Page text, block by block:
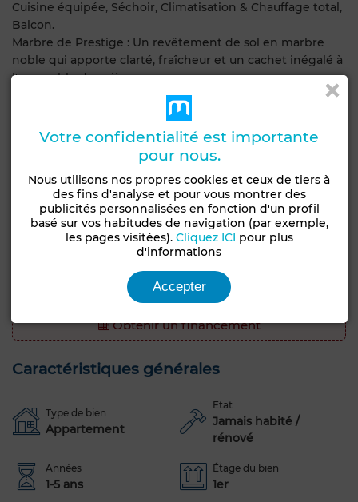
Cuisine équipée, Séchoir, Climatisation & Chauffage total,
Balcon.
Marbre de Prestige : Un revêtement de sol en marbre
noble qui apporte clarté, fraîcheur et un cachet inégalé à
l'ensemble des pièces.
Isolation Premium : Menuiserie en Aluminium de haut de
gamme couplée à du PVC Double Vitrage, garantissant
une isolation thermique et acoustique parfaite.
Ne faites aucun compromis sur votre confort. Ce bien
rare combine espace, modernité et équipements de
pointe.
Contact : (00216) 20 400 399 - (00216) 98 400 399
Visites sur rendez-vous.
Obtenir un financement
Caractéristiques générales
Type de bien
Appartement
Etat
Jamais habité /
rénové
Années
1-5 ans
Étage du bien
1er
Votre confidentialité est importante
pour nous.
Nous utilisons nos propres cookies et ceux de tiers à
des fins d'analyse et pour vous montrer des
publicités personnalisées en fonction d'un profil
basé sur vos habitudes de navigation (par exemple,
les pages visitées). Cliquez ICI pour plus
d'informations
Accepter